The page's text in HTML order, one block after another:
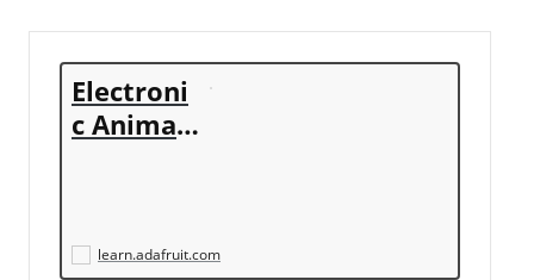
Electroni
c Animat
learn.adafruit.com